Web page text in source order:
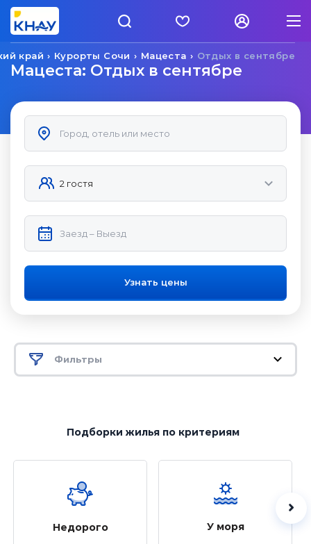
Отдых в сентябре
Мацеста
Курорты Сочи
край
Мацеста: Отдых в сентябре
Узнать цены
Фильтры
Подборки жильяпо критериям
Недорого У моря